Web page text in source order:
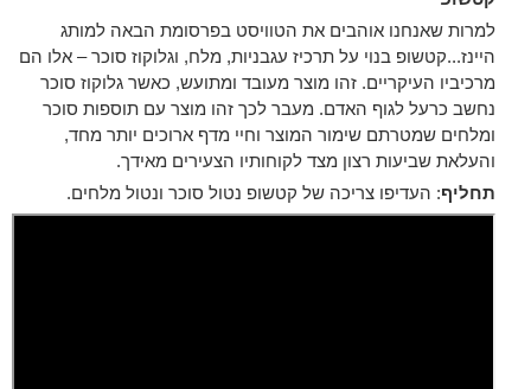
למרות שאנחנו אוהבים את הטוויסט בפרסומת הבאה למותג
היינז...קטשופ בנוי על תרכיז עגבניות, מלח, וגלוקוז סוכר – אלו הם
מרכיביו העיקריים. זהו מוצר מעובד ומתועש, כאשר גלוקוז סוכר
נחשב כרעל לגוף האדם. מעבר לכך זהו מוצר עם תוספות סוכר
ומלחים שמטרתם שימור המוצר וחיי מדף ארוכים יותר מחד,
והעלאת שביעות רצון מצד לקוחותיו הצעירים מאידך.
תחליף: העדיפו צריכה של קטשופ נטול סוכר ונטול מלחים.